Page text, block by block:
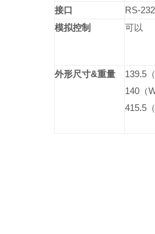
接口
RS-
模拟控制
可以
外形尺寸&重量 139.5 （
140 （
415.5 （